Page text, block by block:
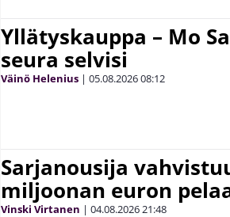
Yllätyskauppa – Mo
seura selvisi
Väinö Helenius | 05.08.202608:12
Sarjanousija
miljoonan euron
Vinski Virtanen | 04.08.202621:48